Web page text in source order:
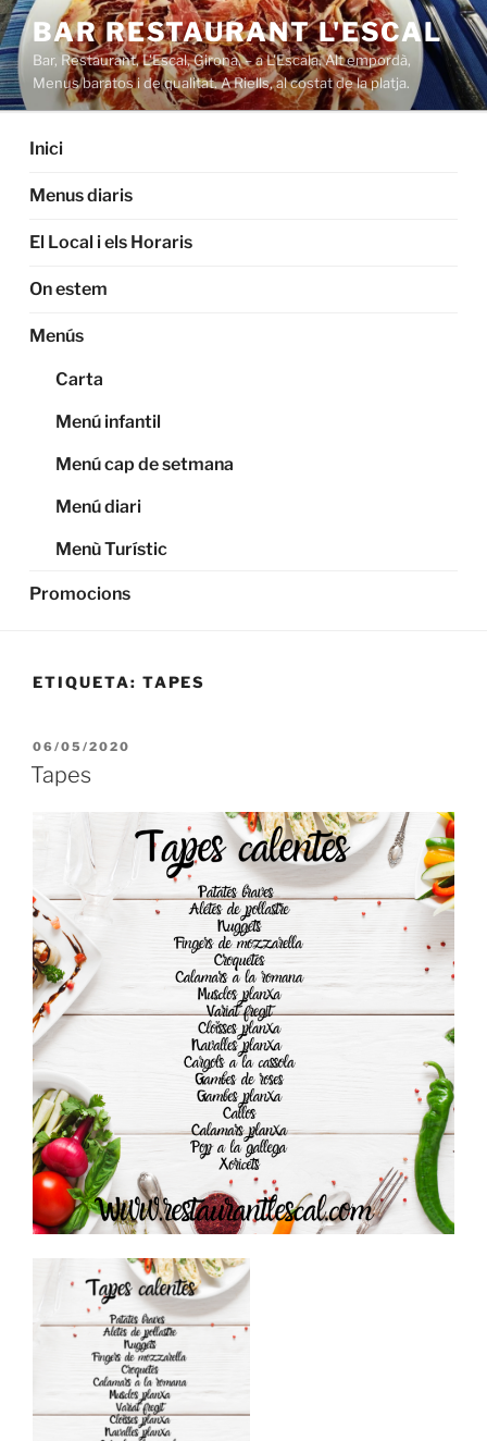
Saltar
al
contenido
BAR RESTAURANT L'ESCAL
Bar, Restaurant, L'Escal, Girona, – a L'Escala. Alt empordà,
Menus baratos i de qualitat. A Riells, al costat de la platja.
Inici
Menus diaris
El Local i els Horaris
On estem
Menús
Carta
Menú infantil
Menú cap de setmana
Menú diari
Menù Turístic
Promocions
ETIQUETA: TAPES
PUBLICADO
EL
06/05/2020
Tapes